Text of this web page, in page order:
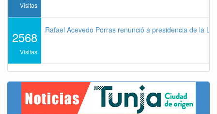
Visitas
2568
Visitas
Rafael Acevedo Porras renunció a presidencia de la